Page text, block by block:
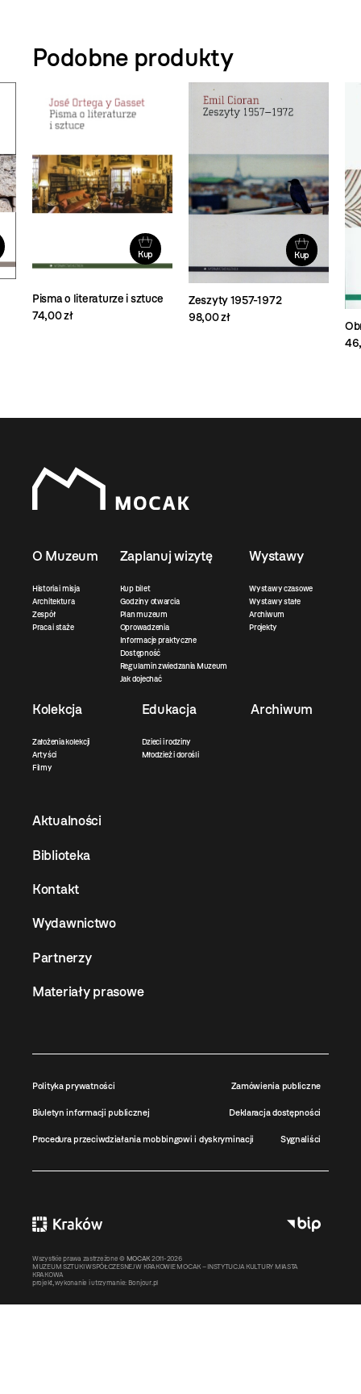
Podobne produkty
Kup
Pisma o literaturze i sztuce
74,00 zł
Kup
Zeszyty 1957-1972
98,00 zł
O Muzeum
Historia i misja
Architektura
Zespół
Praca i staże
Zaplanuj wizytę
Kup bilet
Godziny otwarcia
Plan muzeum
Oprowadzenia
Informacje praktyczne
Dostępność
Regulamin zwiedzania Muzeum
Jak dojechać
Wystawy
Wystawy czasowe
Wystawy stałe
Archiwum
Projekty
Kolekcja
Założenia kolekcji
Artyści
Filmy
Edukacja
Dzieci i rodziny
Młodzież i dorośli
Archiwum
Aktualności
Biblioteka
Kontakt
Wydawnictwo
Partnerzy
Materiały prasowe
Polityka prywatności Zamówienia publiczne
Biuletyn informacji publicznej Deklaracja dostępności
Procedura przeciwdziałania mobbingowi i dyskryminacji Sygnaliści
Wszystkie prawa zastrzeżone © MOCAK 2011-2026
MUZEUM SZTUKI WSPÓŁCZESNEJ W KRAKOWIE MOCAK – INSTYTUCJA KULTURY MIASTA
KRAKOWA
projekt, wykonanie i utrzymanie: Bonjour.pl